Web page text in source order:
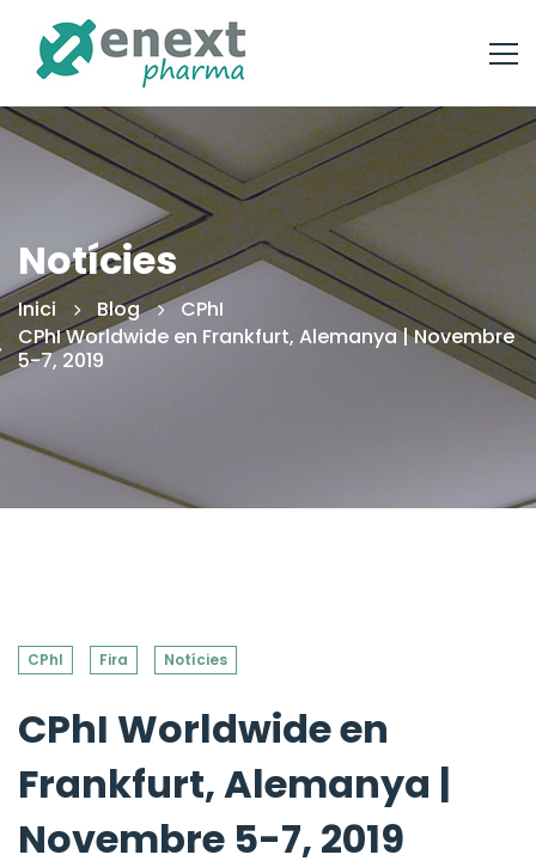
Notícies
Inici Blog
CPhI
CPhI Worldwide en Frankfurt, Alemanya | Novembre
5-7, 2019
CPhI Fira Notícies
CPhI Worldwide en
Frankfurt, Alemanya |
Novembre 5-7, 2019